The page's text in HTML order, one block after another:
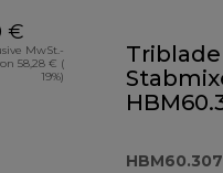
€
MwSt.-
58,28 € (
19%)
Triblade